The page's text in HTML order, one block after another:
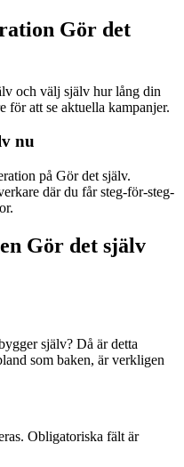
Gör det
och välj själv hur lång din
för att se aktuella kampanjer.
nu
på Gör det själv.
där du får steg-för-steg-
Gör det själv
själv? Då är detta
som baken, är verkligen
Obligatoriska fält är